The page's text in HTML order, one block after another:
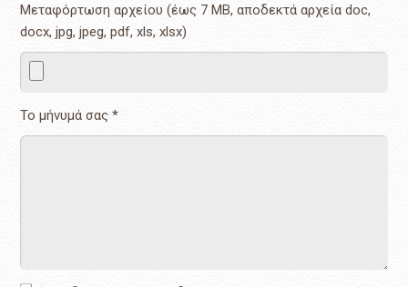
Μεταφόρτωση αρχείου (έως 7 ΜΒ, αποδεκτά αρχεία doc,
docx, jpg, jpeg, pdf, xls, xlsx)
Το μήνυμά σας *